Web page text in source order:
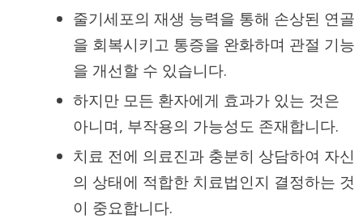
줄기세포의 재생 능력을 통해 손상된 연골
을 회복시키고 통증을 완화하며 관절 기능
을 개선할 수 있습니다.
하지만 모든 환자에게 효과가 있는 것은
아니며, 부작용의 가능성도 존재합니다.
치료 전에 의료진과 충분히 상담하여 자신
의 상태에 적합한 치료법인지 결정하는 것
이 중요합니다.